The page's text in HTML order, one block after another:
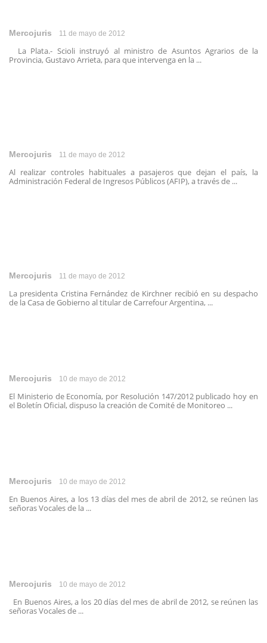
Mercojuris 11 de mayo de 2012
La Plata.- Scioli instruyó al ministro de Asuntos Agrarios de la
Provincia, Gustavo Arrieta, para que intervenga en la ...
Mercojuris 11 de mayo de 2012
Al realizar controles habituales a pasajeros que dejan el país, la
Administración Federal de Ingresos Públicos (AFIP), a través de ...
Mercojuris 11 de mayo de 2012
La presidenta Cristina Fernández de Kirchner recibió en su despacho
de la Casa de Gobierno al titular de Carrefour Argentina, ...
Mercojuris 10 de mayo de 2012
El Ministerio de Economía, por Resolución 147/2012 publicado hoy en
el Boletín Oficial, dispuso la creación de Comité de Monitoreo ...
Mercojuris 10 de mayo de 2012
En Buenos Aires, a los 13 días del mes de abril de 2012, se reúnen las
señoras Vocales de la ...
Mercojuris 10 de mayo de 2012
En Buenos Aires, a los 20 días del mes de abril de 2012, se reúnen las
señoras Vocales de ...